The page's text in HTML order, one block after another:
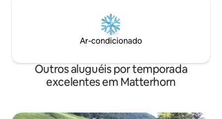
Ar-condicionado
Outros aluguéis por temporada
excelentes em Matterhorn